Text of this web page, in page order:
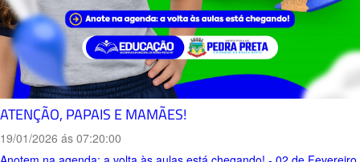
ATENÇÃO, PAPAIS E MAMÃES!
19/01/2026 ás 07:20:00